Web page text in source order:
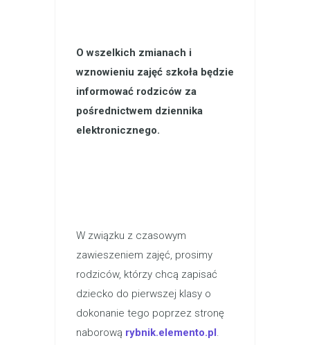
O wszelkich zmianach i
wznowieniu zajęć szkoła będzie
informować rodziców za
pośrednictwem dziennika
elektronicznego.
W związku z czasowym
zawieszeniem zajęć, prosimy
rodziców, którzy chcą zapisać
dziecko do pierwszej klasy o
dokonanie tego poprzez stronę
naborową rybnik.elemento.pl.